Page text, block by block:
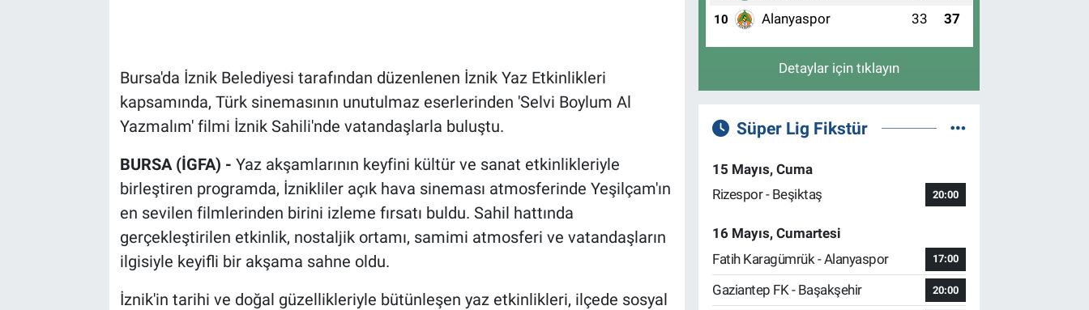
Bursa'da İznik Belediyesi tarafından düzenlenen İznik Yaz Etkinlikleri
kapsamında, Türk sinemasının unutulmaz eserlerinden 'Selvi Boylum Al
Yazmalım' filmi İznik Sahili'nde vatandaşlarla buluştu.
BURSA (İGFA) - Yaz akşamlarının keyfini kültür ve sanat etkinlikleriyle
birleştiren programda, İznikliler açık hava sineması atmosferinde Yeşilçam'ın
en sevilen filmlerinden birini izleme fırsatı buldu. Sahil hattında
gerçekleştirilen etkinlik, nostaljik ortamı, samimi atmosferi ve vatandaşların
ilgisiyle keyifli bir akşama sahne oldu.
İznik'in tarihi ve doğal güzellikleriyle bütünleşen yaz etkinlikleri, ilçede sosyal
10 Alanyaspor 33 37
Detaylar için tıklayın
Süper Lig Fikstür
15 Mayıs, Cuma
Rizespor - Beşiktaş
20:00
16 Mayıs, Cumartesi
Fatih Karagümrük - Alanyaspor
17:00
Gaziantep FK - Başakşehir 20:00